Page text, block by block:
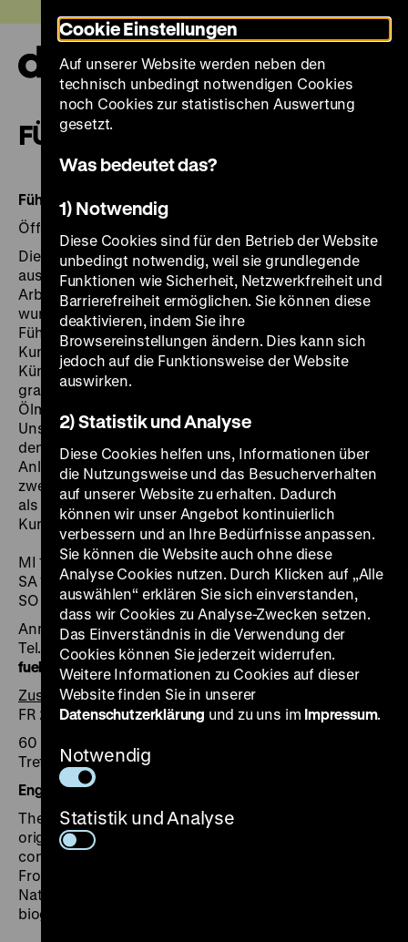
zum
Seiteninhalt
springen
FÜHRUNGEN & AUDIOGUIDE
Führungen
Öffentliche Führung
Die Ausstellung umfasst Werke von fünfzig Häftlingen
aus verschiedenen Konzentrationslagern,
Arbeitslagern und Ghettos. Fast die Hälfte von ihnen
wurde von den Nationalsozialisten ermordet. In der
Führung kommen die Entstehungsbedingungen der
Kunstwerke, die Motivation der Künstlerinnen und
Künstler sowie die Themen der überwiegend
graphischen Arbeiten zur Sprache. Die Zeichnungen,
Ölmalereien und Aquarelle sind der Versuch, das
Unsagbare des "Zivilisationsbruches" Holocaust mit
den Mitteln der bildenden Kunst zu formulieren. Ein
Anliegen des Rundganges ist es, den Werken in
zweierlei Hinsicht gerecht zu werden: gleichermaßen
als historische Quelle wie als eigenständiges
Kunstwerk.
MI 14 Uhr (ab 17.02.)
SA 13 Uhr
SO 14 Uhr (ab 21.02.)
Anmeldung erforderlich unter
Tel. +49 30 20304-750/-751
fuehrung @
dhm.de
Zusatztermine
FR 25.03., 15 Uhr, SO 27.03., 13 Uhr
60 Minuten, 4 € zzgl. Eintritt
Treffpunkt: vor dem Ausstellungseingang
English tour
The guided tour offers an overview of artworks
originated from the Jewish inmates of various
concentration camps, labour camps and ghettos.
From the 50 artists featured, 24 were murdered by the
National Socialists and the tour focuses on their
biographies as well as the circumstances.
Cookie Einstellungen
Auf unserer Website werden neben den
technisch unbedingt notwendigen Cookies
noch Cookies zur statistischen Auswertung
gesetzt.
Was bedeutet das?
1) Notwendig
Diese Cookies sind für den Betrieb der Website
unbedingt notwendig, weil sie grundlegende
Funktionen wie Sicherheit, Netzwerkfreiheit und
Barrierefreiheit ermöglichen. Sie können diese
deaktivieren, indem Sie ihre
Browsereinstellungen ändern. Dies kann sich
jedoch auf die Funktionsweise der Website
auswirken.
2) Statistik und Analyse
Diese Cookies helfen uns, Informationen über
die Nutzungsweise und das Besucherverhalten
auf unserer Website zu erhalten. Dadurch
können wir unser Angebot kontinuierlich
verbessern und an Ihre Bedürfnisse anpassen.
Sie können die Website auch ohne diese
Analyse Cookies nutzen. Durch Klicken auf „Alle
auswählen“ erklären Sie sich einverstanden,
dass wir Cookies zu Analyse-Zwecken setzen.
Das Einverständnis in die Verwendung der
Cookies können Sie jederzeit widerrufen.
Weitere Informationen zu Cookies auf dieser
Website finden Sie in unserer
Datenschutzerklärung und zu uns im Impressum.
Notwendig
Statistik und Analyse